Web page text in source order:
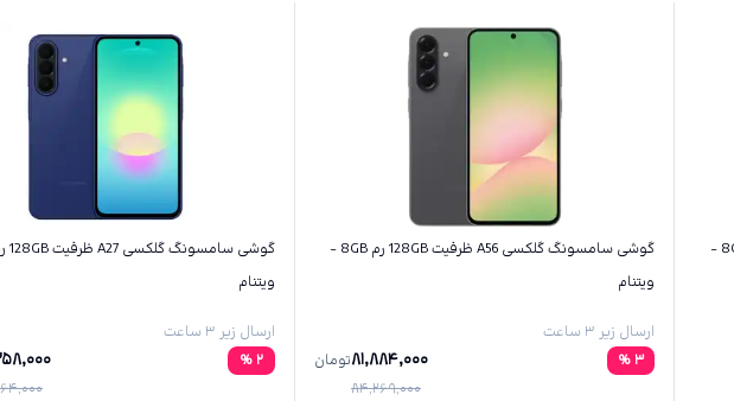
گوشی سامسونگ گلکسی A36 ظرفیت 256GB رم 8GB -
گوشی سامسونگ گلکسی A56 ظرفیت 128GB رم 8GB -
ویتنام
ارسال زیر ۳ ساعت
3
%
81,884,000
84,269,000
تومان
ویتنام
ارسال زیر ۳ ساعت
2
%